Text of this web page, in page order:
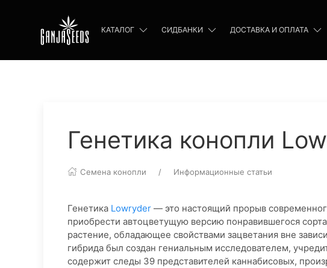
КАТАЛОГ СИДБАНКИ ДОСТАВКА И ОПЛАТА
Генетика конопли
Семена конопли Информационные статьи
Генетика Lowryder — это настоящий прорыв
приобрести автоцветущую версию понравившегося
растение, обладающее свойствами зацветания вне
гибрида был создан гениальным исследователем,
содержит следы 39 представителей каннабисовых,